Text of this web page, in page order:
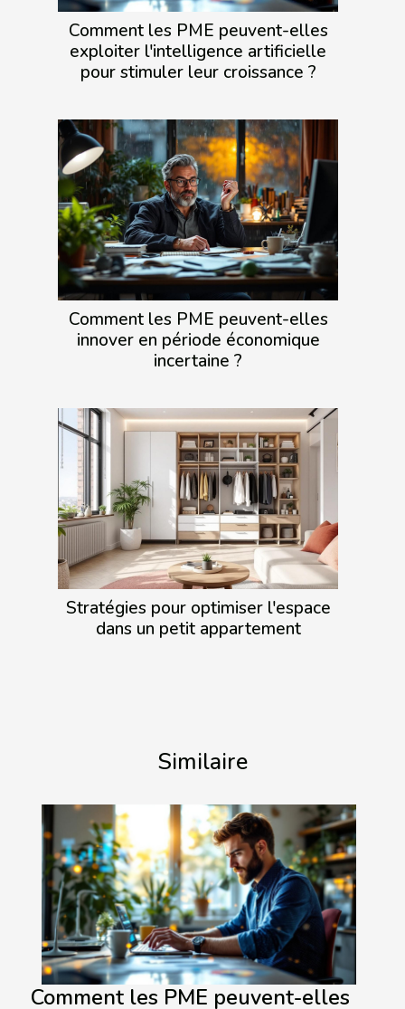
Comment les PME peuvent-elles
exploiter l'intelligence artificielle
pour stimuler leur croissance ?
Comment les PME peuvent-elles
innover en période économique
incertaine ?
Stratégies pour optimiser l'espace
dans un petit appartement
Similaire
Comment les PME peuvent-elles